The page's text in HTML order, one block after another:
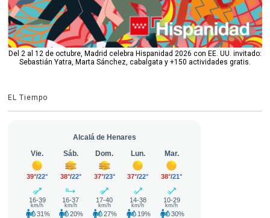
Del 2 al 12 de octubre, Madrid celebra Hispanidad 2026 con EE. UU. invitado:
Sebastián Yatra, Marta Sánchez, cabalgata y +150 actividades gratis.
EL Tiempo